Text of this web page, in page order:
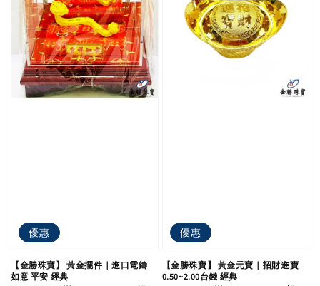
優惠
【金勝珠寶】 黃金擺件｜進口電鑄
如意 平安 經典
優惠
【金勝珠寶】 黃金元寶｜招財進寶
0.50~2.00台錢 經典